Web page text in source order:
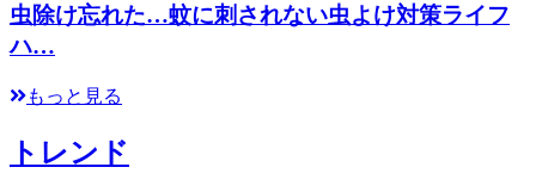
虫除け忘れた…蚊に刺されない虫よけ対策ライフ
ハ…
もっと見る
トレンド